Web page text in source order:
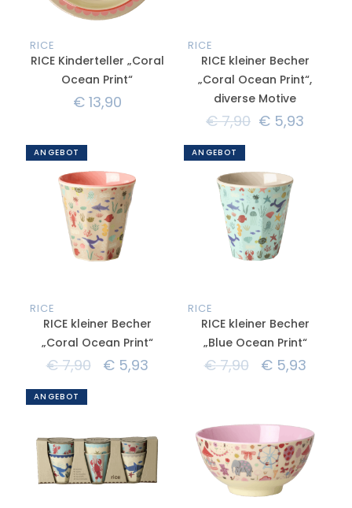
RICE
RICE Kinderteller „Coral
Ocean Print“
€13,90
RICE
RICE kleiner Becher
„Coral Ocean Print“,
diverse Motive
€7,90 € 5,93
ANGEBOT
RICE
RICE kleiner Becher
„Coral Ocean Print“
€7,90 €5,93
ANGEBOT
RICE
RICE kleiner Becher
„Blue Ocean Print“
€7,90 €5,93
ANGEBOT